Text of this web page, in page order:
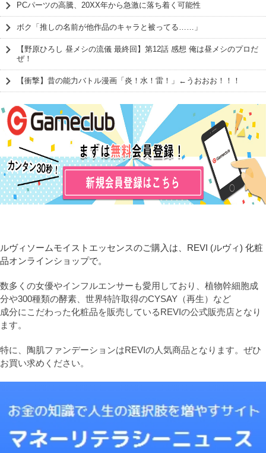
PCパーツの高騰、20XX年から急激に落ち着く可能性
ボク「推しの名前が他作品のキャラと被ってる……」
【野原ひろし 昼メシの流儀 最終回】第12話 感想 俺は昼メシのプロだ
ぜ！
【衝撃】昔の能力バトル漫画「炎！水！雷！」←うおおお！！！
ルヴィソームモイストエッセンスのご購入は、REVI (ルヴィ) 化粧
品オンラインショップで。
数多くの女優やインフルエンサーも愛用しており、植物幹細胞成
分や300種類の酵素、世界特許取得のCYSAY（再生）など
成分にこだわった化粧品を販売しているREVIの公式販売店となり
ます。
特に、陶肌ファンデーションはREVIの人気商品となります。ぜひ
お買い求めください。